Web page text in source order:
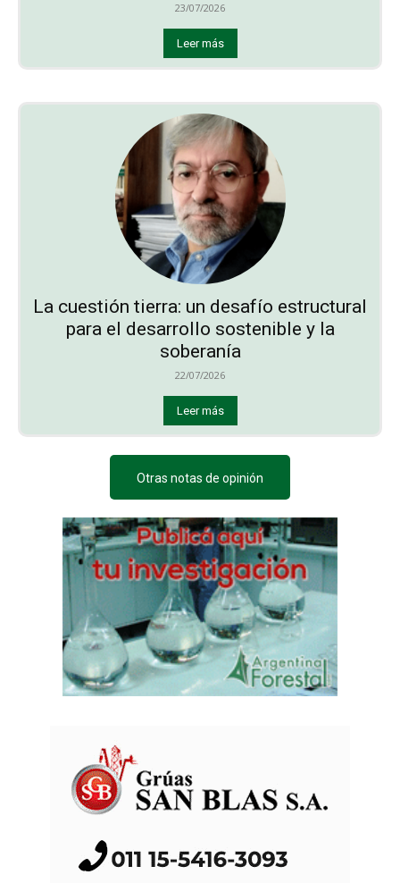
23/07/2026
Leer más
La cuestión tierra: un desafío estructural
para el desarrollo sostenible y la
soberanía
22/07/2026
Leer más
Otras notas de opinión